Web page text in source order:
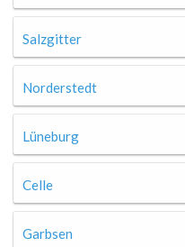
Salzgitter
Norderstedt
Lüneburg
Celle
Garbsen